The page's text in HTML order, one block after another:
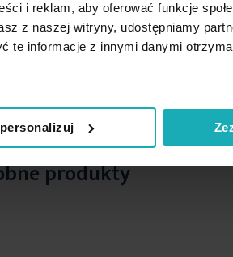
i reklam, aby oferować funkcje
z naszej witryny, udostępniamy
te informacje z innymi danymi
produkty